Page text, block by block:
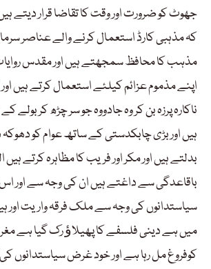
جھوٹ کو ضرورت اور وقت کا تقاضا قرار دیتے
کہ مذہبی کارڈ استعمال کرنے والے عناصر
مذہب کا محافظ سمجھتے ہیں اور مقدس روایات
اپنے مذموم عزائم کیلئے استعمال کرتے ہیں
ناکارہ پرزہ بن کر وہ جادووہ جو سر چڑھ کر
ہیں اور بڑی چابکدستی کے ساتھ عوام کو
بدلتے ہیں اور مکر اور فریب کا مظاہرہ کرتے ہیں
باقاعدگی سے داغتے ہیں ان کی وجہ سے اور
سیاستدانوں کی وجہ سے ملک فرقہ واریت اور
میں ہے دینی فلسفے کا پھیلاﺅ رک گیا ہے
کوفروغ مل رہا ہے اور خود غرض سیاستدانوں